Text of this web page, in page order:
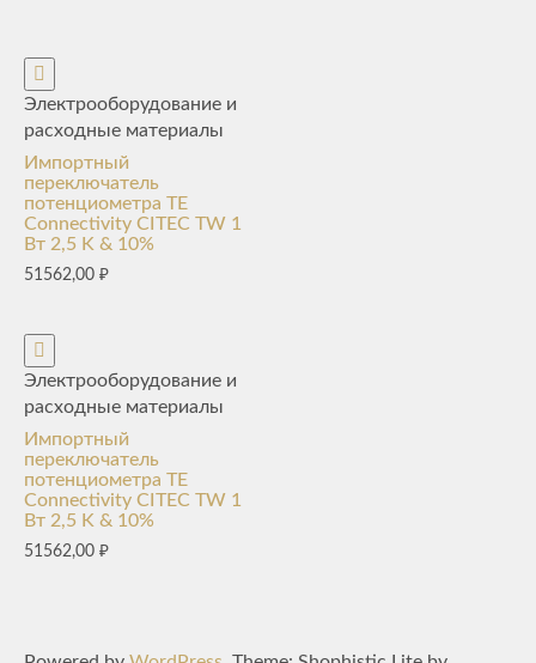
Электрооборудование и
расходные материалы
Импортный
переключатель
потенциометра TE
Connectivity CITEC TW 1
Вт 2,5 K & 10%
51562,00 ₽
Электрооборудование и
расходные материалы
Импортный
переключатель
потенциометра TE
Connectivity CITEC TW 1
Вт 2,5 K & 10%
51562,00 ₽